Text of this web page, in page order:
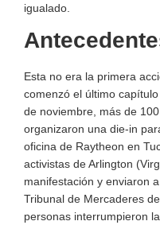
igualado.
Esta no era la primera
comenzó el último
de noviembre, más de
organizaron una die-in
oficina de Raytheon en
activistas de Arlington
manifestación y enviaron
Tribunal de Mercaderes
personas interrumpieron